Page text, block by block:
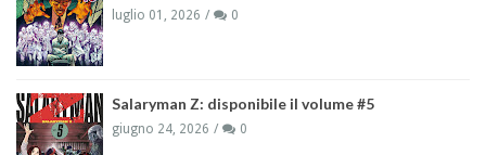
luglio 01, 2026 0
Salaryman Z: disponibile il volume #5
giugno 24, 2026 0